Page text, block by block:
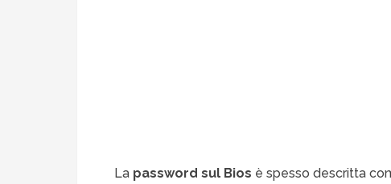
La password sul Bios è spesso descritta